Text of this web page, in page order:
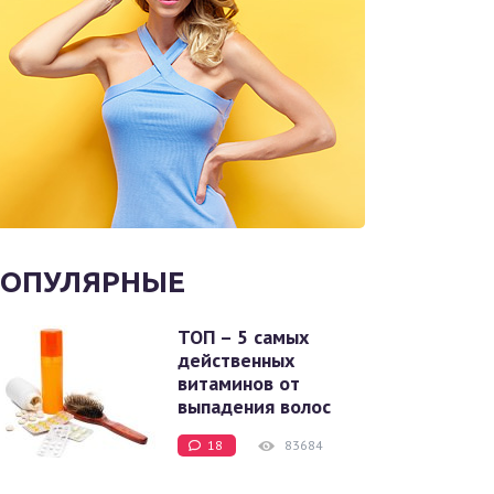
ТОП – 5 самых
действенных
витаминов от
выпадения волос
18 83684